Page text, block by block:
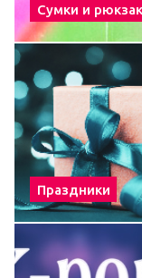
Сумки и
Праздники